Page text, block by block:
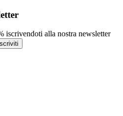
iscrivendoti alla nostra newsletter
Iscriviti